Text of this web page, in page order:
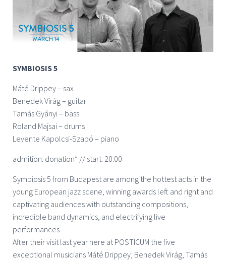
SYMBIOSIS 5
Máté Drippey – sax
Benedek Virág – guitar
Tamás Gyányi – bass
Roland Majsai – drums
Levente Kapolcsi-Szabó – piano
admition: donation* // start: 20:00
Symbiosis 5 from Budapest are among the hottest acts in the
young European jazz scene, winning awards left and right and
captivating audiences with outstanding compositions,
incredible band dynamics, and electrifying live
performances.
After their visit last year here at POSTICUM the five
exceptional musicians Máté Drippey, Benedek Virág, Tamás